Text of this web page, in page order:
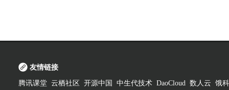
友情链接
腾讯课堂 云栖社区 开源中国 中生代技术 DaoCloud 数人云 饿